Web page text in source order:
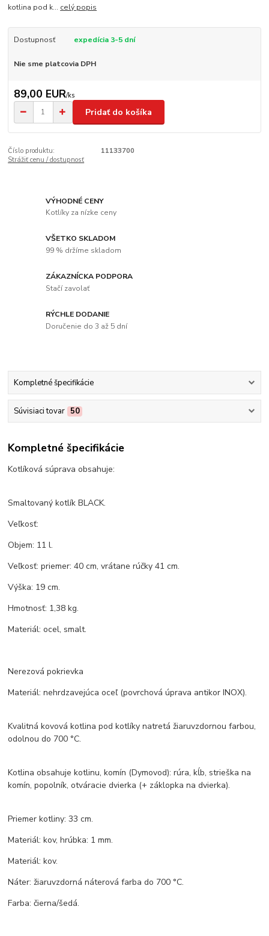
kotlina pod k... celý popis
Dostupnosť expedícia 3-5 dní
Nie sme platcovia DPH
89,00 EUR/ks
Pridať do košíka
Číslo produktu:
11133700
Strážiť cenu / dostupnosť
VÝHODNÉ CENY
Kotlíky za nízke ceny
VŠETKO SKLADOM
99 % držíme skladom
ZÁKAZNÍCKA PODPORA
Stačí zavolať
RÝCHLE DODANIE
Doručenie do 3 až 5 dní
Kompletné špecifikácie
Súvisiaci tovar 50
Kompletné špecifikácie
Kotlíková súprava obsahuje:
Smaltovaný kotlík BLACK.
Veľkosť:
Objem: 11 l.
Veľkosť: priemer: 40 cm, vrátane rúčky 41 cm.
Výška: 19 cm.
Hmotnosť: 1,38 kg.
Materiál: ocel, smalt.
Nerezová pokrievka
Materiál: nehrdzavejúca oceľ (povrchová úprava antikor INOX).
Kvalitná kovová kotlina pod kotlíky natretá žiaruvzdornou farbou,
odolnou do 700 °C.
Kotlina obsahuje kotlinu, komín (Dymovod): rúra, kĺb, strieška na
komín, popolník, otváracie dvierka (+ záklopka na dvierka).
Priemer kotliny: 33 cm.
Materiál: kov, hrúbka: 1 mm.
Materiál: kov.
Náter: žiaruvzdorná náterová farba do 700 °C.
Farba: čierna/šedá.